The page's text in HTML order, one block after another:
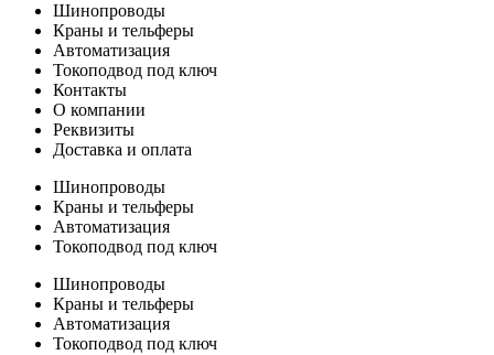
Шинопроводы
Краны и тельферы
Автоматизация
Токоподвод под ключ
Контакты
О компании
Реквизиты
Доставка и оплата
Шинопроводы
Краны и тельферы
Автоматизация
Токоподвод под ключ
Шинопроводы
Краны и тельферы
Автоматизация
Токоподвод под ключ